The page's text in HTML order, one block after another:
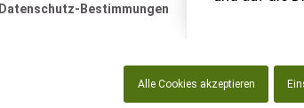
Datenschutz-Bestimmungen
Alle Cookies akzeptieren